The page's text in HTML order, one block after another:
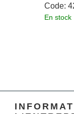
Code:
En stock